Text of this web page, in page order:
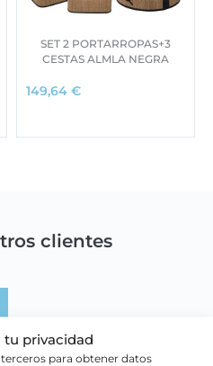
tu privacidad
para obtener datos
SET 2 PORTARROPAS+3
CESTAS ALMLA NEGRA
149,64 €
clientes